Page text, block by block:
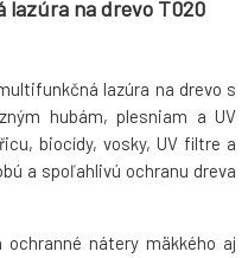
lazúra na drevo T020
lazúra na drevo s
hubám, plesniam a UV
biocídy, vosky, UV filtre a
a spoľahlivú ochranu dreva
nátery mäkkého aj